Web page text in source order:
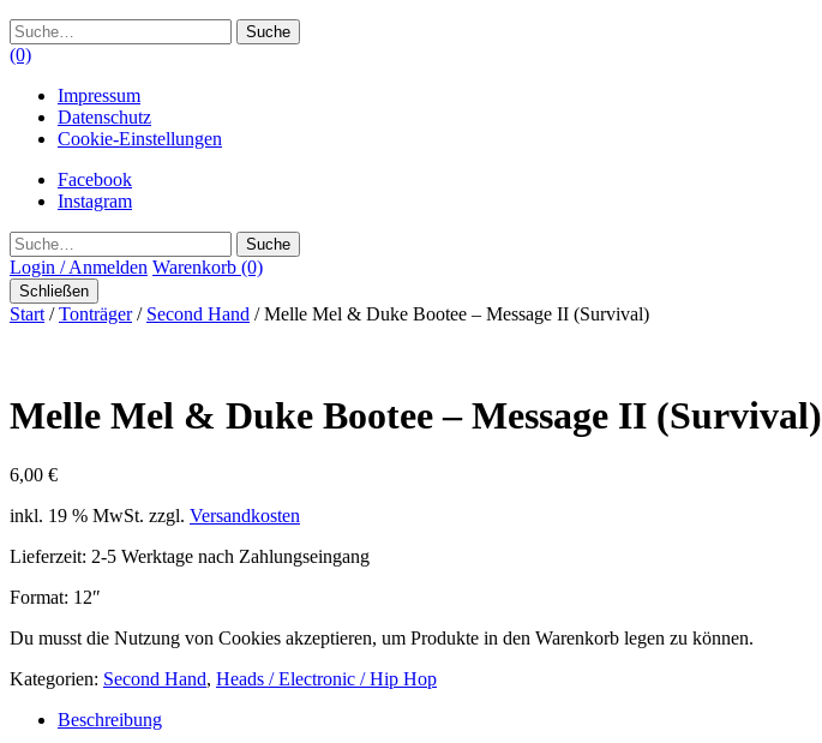
Suche
(0)
Impressum
Datenschutz
Cookie-Einstellungen
Facebook
Instagram
Suche
Login / Anmelden Warenkorb (0)
Schließen
Start /Tonträger/ Second Hand / Melle Mel & Duke Bootee – Message II (Survival)
Melle Mel & Duke Bootee – Message II (Survival)
6,00 €
inkl. 19 % MwSt. zzgl. Versandkosten
Lieferzeit: 2-5 Werktage nach Zahlungseingang
Format: 12″
Du musst die Nutzung von Cookies akzeptieren, um Produkte in den Warenkorb legen zu können.
Kategorien: Second Hand, Heads / Electronic / Hip Hop
Beschreibung